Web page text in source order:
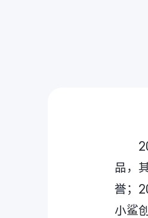
品，
誉；
小鲨